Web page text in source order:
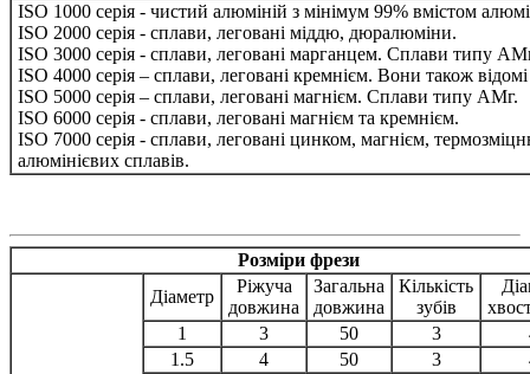
ISO 1000 серія - чистий алюміній з мінімум 99% вмістом
ISO 2000 серія - сплави, леговані міддю, дюралюміни.
ISO 3000 серія - сплави, леговані марганцем. Сплави типу
ISO 4000 серія – сплави, леговані кремнієм. Вони також
ISO 5000 серія – сплави, леговані магнієм. Сплави типу АМг.
ISO 6000 серія - сплави, леговані магнієм та кремнієм.
ISO 7000 серія - сплави, леговані цинком, магнієм,
алюмінієвих сплавів.
Розміри фрези
Діаметр
Ріжуча
довжина
Загальна
довжина
Кількість
зубів
1
3 50 3
1.5
4 50 3